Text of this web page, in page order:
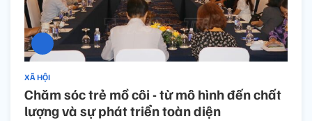
XÃ HỘI
Chăm sóc trẻ mồ côi - từ mô hình đến chất
lượng và sự phát triển toàn diện